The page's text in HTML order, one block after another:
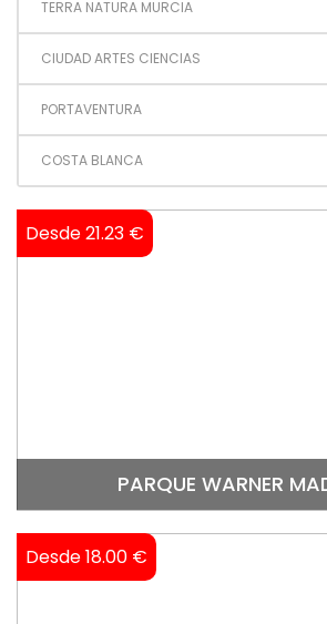
TERRA NATURA MURCIA
CIUDAD ARTES CIENCIAS
PORTAVENTURA
COSTA BLANCA
Desde 21.23 €
PARQUE WARNER
Desde 18.00 €